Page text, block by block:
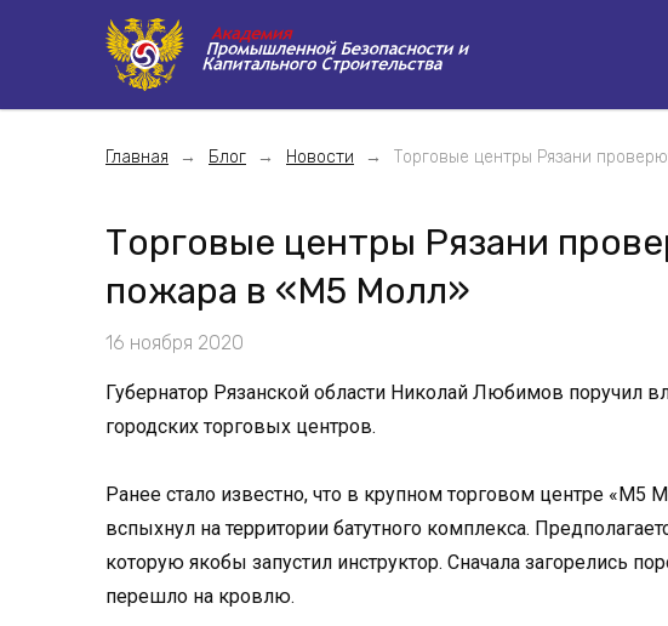
Главная Блог Новости Торговые центры Рязани
Торговые центры Рязани
пожара в «М5 Молл»
16 ноября 2020
Губернатор Рязанской области Николай Любимов поручил
городских торговых центров.
Ранее стало известно, что в крупном торговом центре «М5
вспыхнул на территории батутного комплекса.
которую якобы запустил инструктор. Сначала загорелись
перешло на кровлю.